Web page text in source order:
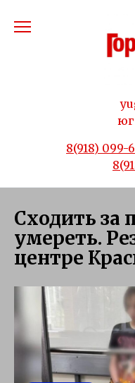
8(918) 099-
Сходить за
умереть.
центре